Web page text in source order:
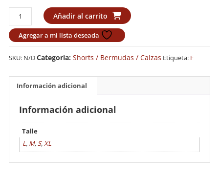
Short
Muay
Thai
Lions
"Thai
cantidad
Añadir al carrito
Agregar a mi lista deseada
SKU: N/DCategoría: Shorts / Bermudas / Calzas Etiqueta: F
Información adicional
Información adicional
Talle
L, M,S,XL